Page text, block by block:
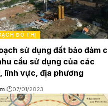
ĐÔ THỊ
sử dụng đất bảo đảm
cầu sử dụng của các
lĩnh vực, địa phương
07/01/2023